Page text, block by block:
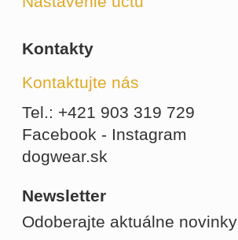
Kontakty
Kontaktujte nás
Tel.: +421 903 319 729
Facebook - Instagram
dogwear.sk
Newsletter
Odoberajte aktuálne novinky